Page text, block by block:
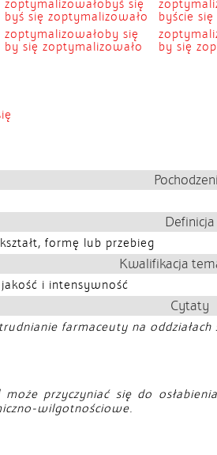
zoptymalizowałobyś się
byś się zoptymalizowało
byście
zoptymalizowałoby się
by się zoptymalizowało
by się
Definicja
formę lub przebieg
Kwalifikacja
jakość i intensywność
Cytaty
farmaceuty na
przyczyniać się do
wilgotnościowe.